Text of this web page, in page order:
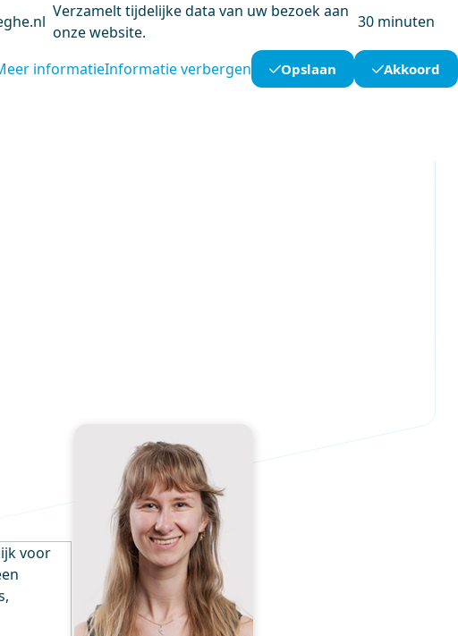
Verzamelt tijdelijke data van uw bezoek aan
onze website.
30 minuten
informatieInformatie verbergen Opslaan Akkoord
voor